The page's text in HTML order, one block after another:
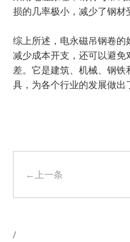
损的几率极小，减少了钢材
综上所述，电永磁吊钢卷的
减少成本开支，还可以避
差。它是建筑、机械、钢铁
具，为各个行业的发展做出
←上一条
/